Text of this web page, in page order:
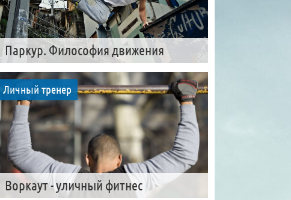
Паркур. Философия движения
Личный тренер
Воркаут - уличный фитнес